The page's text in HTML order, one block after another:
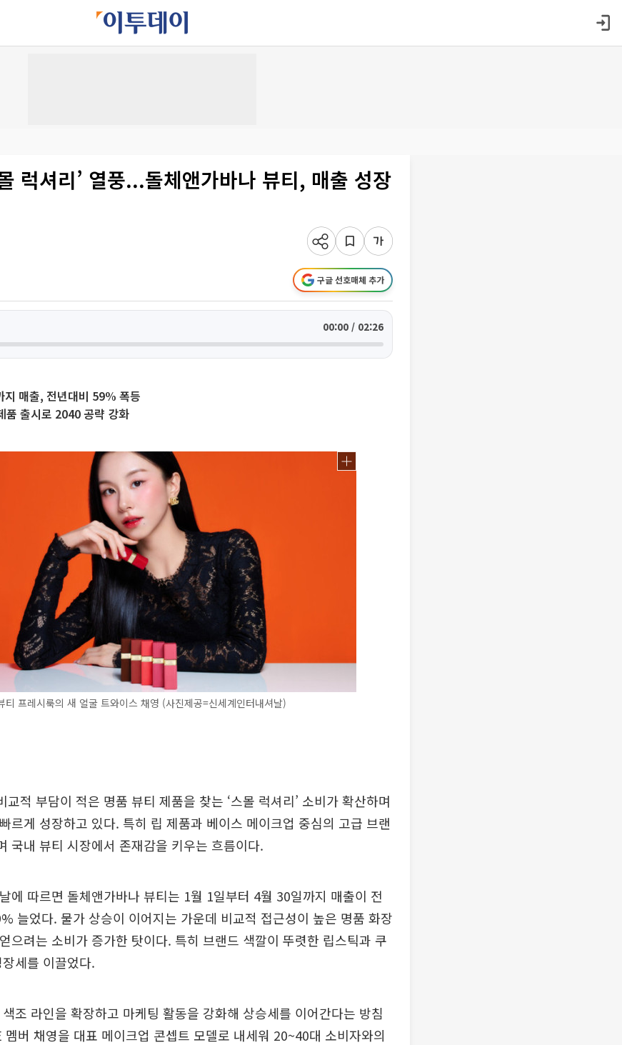
럭셔리’ 열풍...돌체앤가바나 뷰티, 매출 성장
구글 선호매체 추가
00:00 / 02:26
지 매출, 전년대비 59% 폭등
품 출시로 2040 공략 강화
프레시룩의 새 얼굴 트와이스 채영 (사진제공=신세계인터내셔날)
교적 부담이 적은 명품 뷰티 제품을 찾는 ‘스몰 럭셔리’ 소비가 확산하며
르게 성장하고 있다. 특히 립 제품과 베이스 메이크업 중심의 고급 브랜
국내 뷰티 시장에서 존재감을 키우는 흐름이다.
에 따르면 돌체앤가바나 뷰티는 1월 1일부터 4월 30일까지 매출이 전
늘었다. 물가 상승이 이어지는 가운데 비교적 접근성이 높은 명품 화장
으려는 소비가 증가한 탓이다. 특히 브랜드 색깔이 뚜렷한 립스틱과 쿠
세를 이끌었다.
조 라인을 확장하고 마케팅 활동을 강화해 상승세를 이어간다는 방침
버 채영을 대표 메이크업 콘셉트 모델로 내세워 20~40대 소비자와의